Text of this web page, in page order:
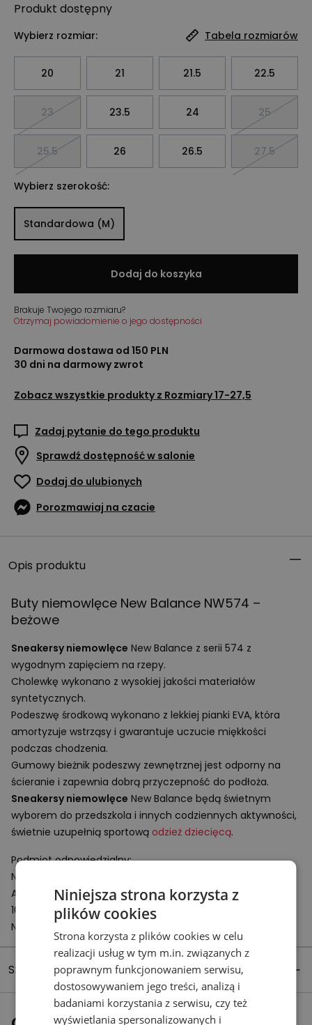
Produkt dostępny
Wybierz rozmiar: Tabela rozmiarów
20 21 21.5 22.5
23 23.5 24 25
25.5 26 26.5 27.5
Wybierz szerokość:
Standardowa (M)
Dodaj do koszyka
Brakuje Twojego rozmiaru?
Otrzymaj powiadomienie o jego dostępności
Darmowa dostawa od 150 PLN
30 dni na darmowy zwrot
Zobacz wszystkie produkty z Rozmiary 17-27,5
Zadaj pytanie do tego produktu
Sprawdź dostępność w salonie
Dodaj do ulubionych
Porozmawiaj na czacie
Opis produktu
Buty niemowlęce New Balance NW574 –
beżowe
Sneakersy niemowlęce New Balance z serii 574 z
wygodnym zapięciem na rzepy.
Cholewkę wykonano z wysokiej jakości materiałów
syntetycznych.
Podeszwę środkową wykonano z lekkiej pianki EVA, która
amortyzuje wstrząsy i gwarantuje uczucie miękkości
podczas chodzenia.
Gumowy bieżnik podeszwy zewnętrznej jest odporny na
ścieranie i zapewnia dobrą przyczepność do podłoża.
Sneakersy niemowlęce New Balance będą świetnym
wyborem do przedszkola i innych codziennych aktywności,
świetnie uzupełnią sportową odzież dziecięcą.
Podmiot odpowiedzialny:
New Balance Europe BV
A-Factorij, Pilotenstraat 35 – 45
1059 CH Amsterdam
Netherlands
Szczegóły produktu
Niniejsza strona korzysta z
plików cookies
Strona korzysta z plików cookies w celu
realizacji usług w tym m.in. związanych z
poprawnym funkcjonowaniem serwisu,
dostosowywaniem jego treści, analizą i
badaniami korzystania z serwisu, czy też
wyświetlania spersonalizowanych i